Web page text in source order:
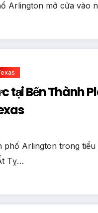
Arlington mở cửa vào
Thành Plaza ở
Arlington trong
Tỵ…